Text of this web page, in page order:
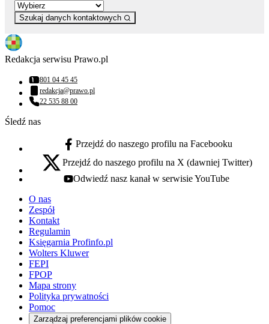
Szukaj danych kontaktowych
Redakcja serwisu Prawo.pl
Numer telefonu:
801 04 45 45
Adres email:
redakcja@prawo.pl
Numer telefonu:
22 535 88 00
Śledź nas
facebook - otwiera się w nowej karcie
Przejdź do naszego profilu na Facebooku
x - otwiera się w nowej karcie
Przejdź do naszego profilu na X (dawniej Twitter)
youtube - otwiera się w nowej karcie
Odwiedź nasz kanał w serwisie YouTube
O nas
Zespół
Kontakt
Regulamin
Księgarnia Profinfo.pl
Wolters Kluwer
FEPI
FPOP
Mapa strony
Polityka prywatności
Pomoc
Zarządzaj preferencjami plików cookie